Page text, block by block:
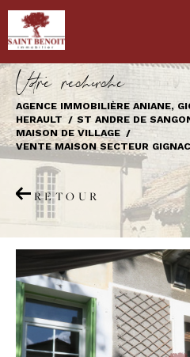
Vore recece
AGENCE IMMOBILIÈRE ANIANE,
HERAULT
ST ANDRE DE
MAISON DE VILLAGE
VENTE MAISON SECTEUR GIGNAC
RETOUR
Effectuer une
et trouver le bien qui
critères
Type
Vente
Type
de
bien
Type de bien
Ville